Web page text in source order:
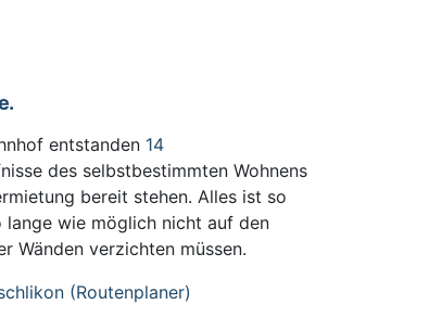
entstanden 14
des selbstbestimmten Wohnens
bereit stehen. Alles ist so
lange wie möglich nicht auf den
Wänden verzichten müssen.
(Routenplaner)